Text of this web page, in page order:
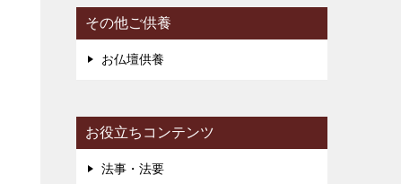
その他ご供養
お仏壇供養
お役立ちコンテンツ
法事・法要